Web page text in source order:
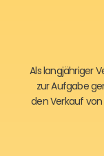
Als langjähriger
zur Aufgabe
den Verkauf